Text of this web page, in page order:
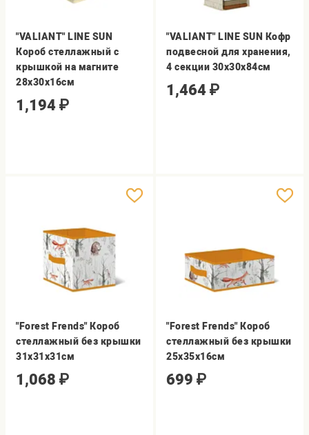
"VALIANT" LINE SUN
Короб стеллажный с
крышкой на магните
28х30х16см
1,194 ₽
"VALIANT" LINE SUN Кофр
подвесной для хранения,
4 секции 30х30х84см
1,464 ₽
"Forest Frends" Короб
стеллажный без крышки
31х31х31см
1,068 ₽
"Forest Frends" Короб
стеллажный без крышки
25х35х16см
699 ₽